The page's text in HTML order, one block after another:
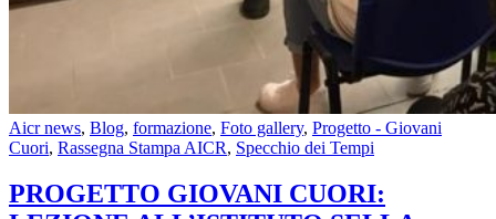
Aicr news, Blog, formazione, Foto gallery, Progetto - Giovani
Cuori, Rassegna Stampa AICR, Specchio dei Tempi
PROGETTO GIOVANI CUORI: